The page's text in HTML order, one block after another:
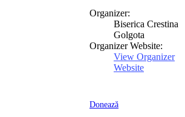
Organizer:
Biserica Crestina
Golgota
Organizer Website:
View Organizer
Website
Donează